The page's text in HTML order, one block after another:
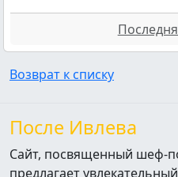
Возврат к списку
После Ивлева
Сайт, посвященный шеф-
предлагает